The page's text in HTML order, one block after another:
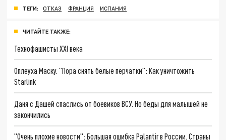
ТЕГИ: ОТКАЗ ФРАНЦИЯ ИСПАНИЯ
ЧИТАЙТЕ ТАКЖЕ:
Технофашисты XXI века
Оплеуха Маску. "Пора снять белые перчатки": Как уничтожить
Starlink
Даня с Дашей спаслись от боевиков ВСУ. Но беды для малышей не
закончились
"Очень плохие новости": Большая ошибка Palantir в России. Страны